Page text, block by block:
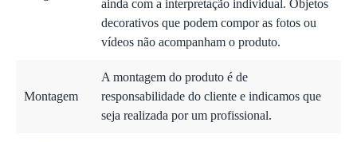
ainda com a interpretação individual. Objetos
decorativos que podem compor as fotos ou
vídeos não acompanham o produto.
Montagem
A montagem do produto é de
responsabilidade do cliente e indicamos que
seja realizada por um profissional.